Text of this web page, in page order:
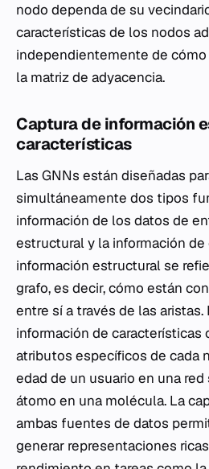
nodo dependa de su
características de los nodos
independientemente de
la matriz de adyacencia.
Captura de información
características
Las GNNs están diseñadas
simultáneamente dos tipos
información de los datos de
estructural y la información de
información estructural se
grafo, es decir, cómo están
entre sí a través de las aristas.
información de características
atributos específicos de cada
edad de un usuario en una
átomo en una molécula. La
ambas fuentes de datos
generar representaciones